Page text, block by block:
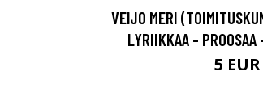
VEIJO MERI
LYRIIKKAA -
5 EUR